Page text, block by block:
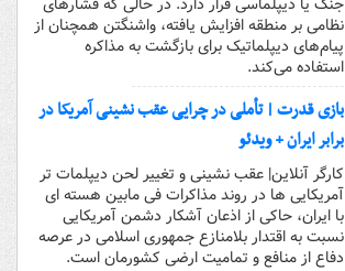
نظامی بر منطقه افزایش یافته، واشنگتن همچنان از
پیام‌های دیپلماتیک برای بازگشت به مذاکره
استفاده می‌کند.
بازی قدرت | تأملی در چرایی عقب نشینی آمریکا در
برابر ایران + ویدئو
کارگر آنلاین| عقب نشینی و تغییر لحن دیپلمات تر
آمریکایی ها در روند مذاکرات فی مابین هسته ای
با ایران، حاکی از اذعان آشکار دشمن آمریکایی
نسبت به اقتدار بلامنازع جمهوری اسلامی در عرصه
دفاع از منافع و تمامیت ارضی کشورمان است.